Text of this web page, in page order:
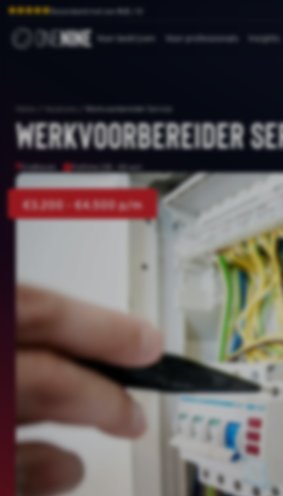
Beoordeeld met een 9.0
Voor bedrijven Voor professionals Insights
Werkvoorbereider Service
Werkvoorbereider
Eindhoven Fulltime (38 - 40 uur)
€3.200 - €4.500 p/m